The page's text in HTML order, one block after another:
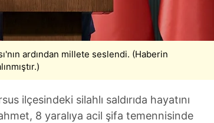
çerezlerle ilgili bilgi almak için lütfen
ardından millete seslendi. (Haberin
ilçesindeki silahlı saldırıda hayatını
8 yaralıya acil şifa temennisinde